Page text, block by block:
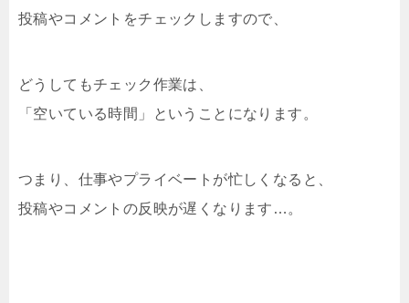
投稿やコメントをチェックしますので、
どうしてもチェック作業は、
「空いている時間」ということになります。
つまり、仕事やプライベートが忙しくなると、
投稿やコメントの反映が遅くなります…。